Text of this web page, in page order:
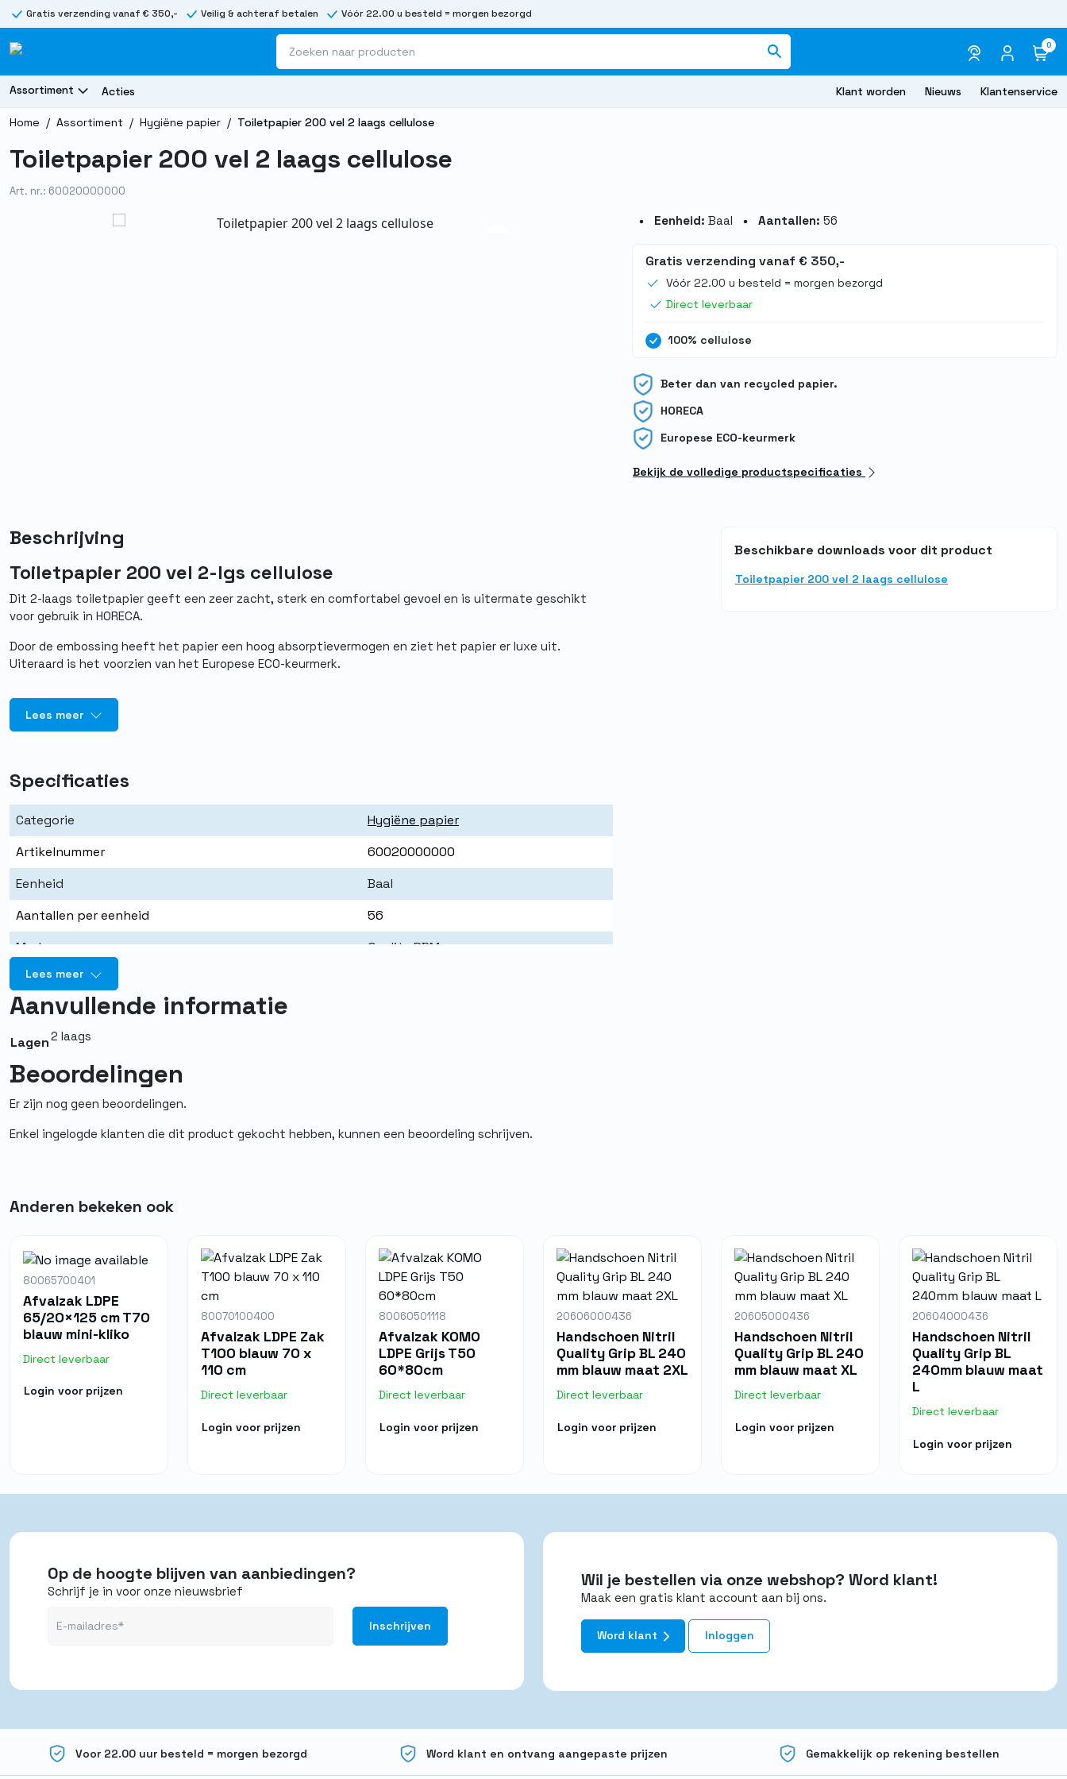
Gratis verzending vanaf € 350,- Veilig & achteraf betalen Vóór 22.00 u besteld = morgen bezorgd
0
Assortiment Acties Klant worden Nieuws Klantenservice
Home / Assortiment / Hygiëne papier / Toiletpapier 200 vel 2 laags cellulose
Toiletpapier 200 vel 2 laags cellulose
Art. nr.: 60020000000
Eenheid: Baal Aantallen: 56
Gratis verzending vanaf € 350,-
Vóór 22.00 u besteld = morgen bezorgd
Direct leverbaar
100% cellulose
Beter dan van recycled papier.
HORECA
Europese ECO-keurmerk
Bekijk de volledige productspecificaties
Beschrijving
Toiletpapier 200 vel 2-lgs cellulose
Dit 2-laags toiletpapier geeft een zeer zacht, sterk en comfortabel gevoel en is uitermate geschikt
voor gebruik in HORECA.
Door de embossing heeft het papier een hoog absorptievermogen en ziet het papier er luxe uit.
Uiteraard is het voorzien van het Europese ECO-keurmerk.
Lees meer
Specificaties
Categorie
Hygiëne papier
Artikelnummer
60020000000
Eenheid
Baal
Aantallen per eenheid
56
Merk
Quality PBM
Kleur
Aantal vellen
Aantal lagen
Normering
Materiaal
Lees meer
Aanvullende informatie
Lagen2 laags
Beoordelingen
Er zijn nog geen beoordelingen.
Enkel ingelogde klanten die dit product gekocht hebben, kunnen een beoordeling schrijven.
Beschikbare downloads voor dit product
Toiletpapier 200 vel 2 laags cellulose
Anderen bekeken ook
80065700401
Afvalzak LDPE
65/20×125 cm T70
blauw mini-kliko
Direct leverbaar
Login voor prijzen
80070100400
Afvalzak LDPE Zak
T100 blauw 70 x
110 cm
Direct leverbaar
Login voor prijzen
80060501118
Afvalzak KOMO
LDPE Grijs T50
60*80cm
Direct leverbaar
Login voor prijzen
20606000436
Handschoen Nitril
Quality Grip BL 240
mm blauw maat 2XL
Direct leverbaar
Login voor prijzen
20605000436
Handschoen Nitril
Quality Grip BL 240
mm blauw maat XL
Direct leverbaar
Login voor prijzen
20604000436
Handschoen Nitril
Quality Grip BL
240mm blauw maat
L
Direct leverbaar
Login voor prijzen
Op de hoogte blijven van aanbiedingen?
Schrijf je in voor onze nieuwsbrief
Wil je bestellen via onze webshop? Word klant!
Maak een gratis klant account aan bij ons.
Word klant Inloggen
Voor 22.00 uur besteld = morgen bezorgd Word klant en ontvang aangepaste prijzen Gemakkelijk op rekening bestellen